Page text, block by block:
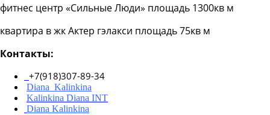
фитнес центр «Сильные Люди» площадь 1300кв м
квартира в жк Актер гэлакси площадь 75кв м
Контакты:
+7(918)307-89-34
Diana_Kalinkina
Kalinkina Diana INT
Diana Kalinkina